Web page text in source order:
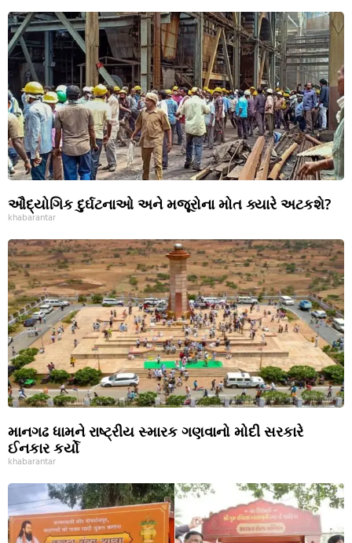
ઔદ્યોગિક દુર્ઘટનાઓ અને મજૂરોના મોત ક્યારે અટકશે?
khabarantar
માનગઢ ધામને રાષ્ટ્રીય સ્મારક ગણવાનો મોદી સરકારે
ઈનકાર કર્યો
khabarantar